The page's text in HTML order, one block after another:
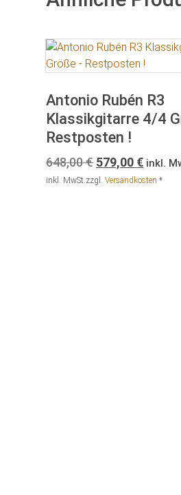
Antonio Rubén R3
Klassikgitarre 4/4
Restposten !
648,00€ Ursprünglicher
Preis
579,00 €
Preis
inkl.
inkl. MwSt.zzgl.Versandkosten *